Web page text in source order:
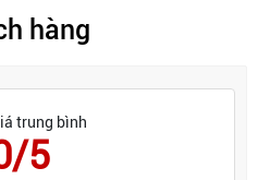
hoặc khí, đảm bảo được môi
trong lành.
nấu và vùng nấu chỉ nóng lên
cảm biến thông minh giúp
hàng
trung bình
5